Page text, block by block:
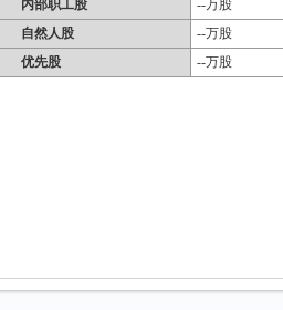
内部职工股
--万股
自然人股
--万股
优先股
--万股